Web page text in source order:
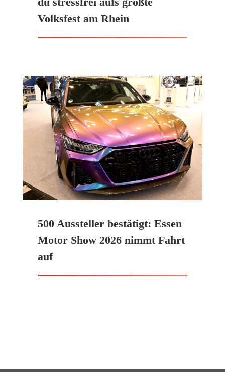
Volksfest am Rhein
500 Aussteller bestätigt: Essen
Motor Show 2026 nimmt Fahrt
auf